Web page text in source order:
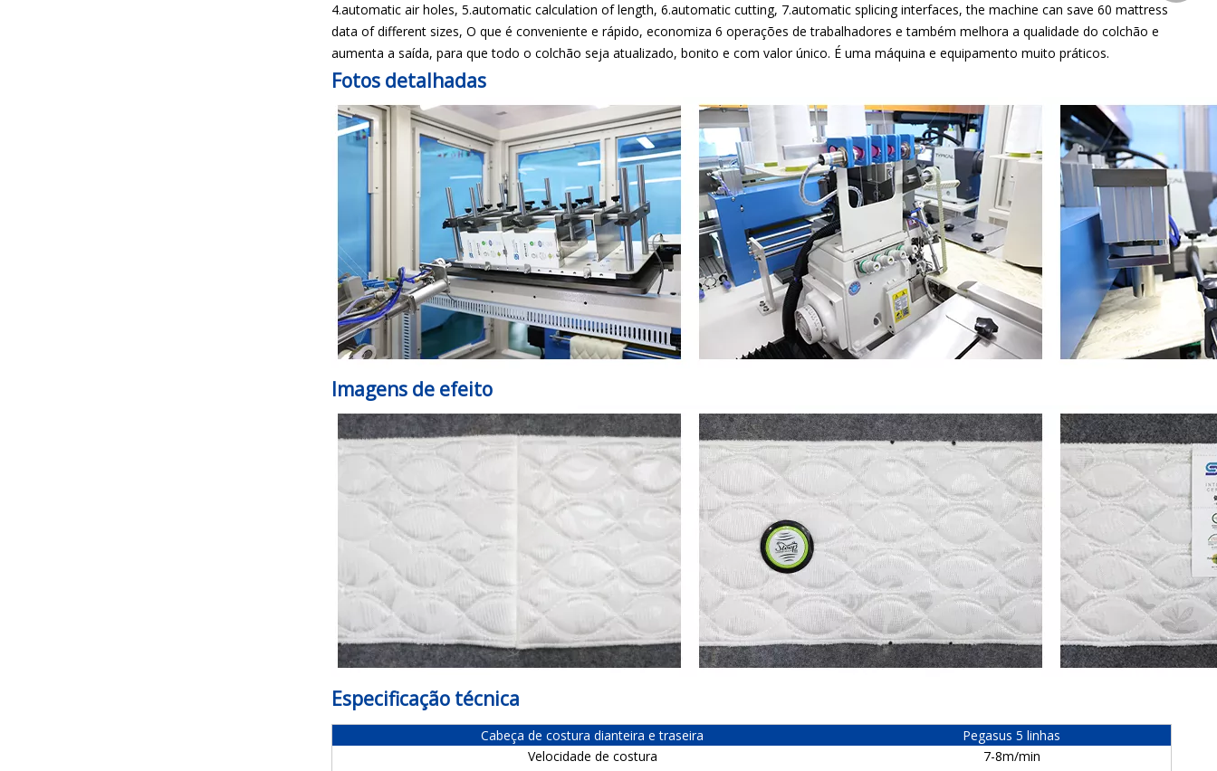
4.automatic air holes, 5.automatic calculation of length, 6.automatic cutting, 7.automatic splicing interfaces, the machine can save 60 mattress
data of different sizes, O que é conveniente e rápido, economiza 6 operações de trabalhadores e também melhora a qualidade do colchão e
aumenta a saída, para que todo o colchão seja atualizado, bonito e com valor único. É uma máquina e equipamento muito práticos.
Fotos detalhadas
Imagens de efeito
Especificação técnica
Cabeça de costura dianteira e traseira
Pegasus 5 linhas
Velocidade de costura
7-8m/min